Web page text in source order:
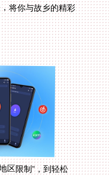
区限制”，到轻松
的始终是服务于人
熟悉的乡音解说，
通过合适的工具，
在公寓里独自呐
，那份基于共同语
整保留。希望这份
个赛事日，都能毫